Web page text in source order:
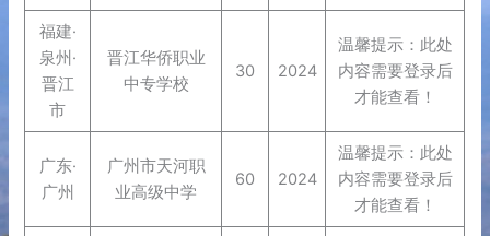
福建·
泉州·
晋江
市
晋江华侨职业
中专学校
30 2024
温馨提示：此处
内容需要登录后
才能查看！
广东·
广州
广州市天河职
业高级中学
60 2024
温馨提示：此处
内容需要登录后
才能查看！